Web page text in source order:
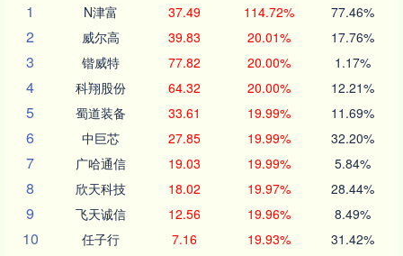
1
N津富 37.49 114.72% 77.46%
2 威尔高 39.83 20.01% 17.76%
3 锴威特 77.82 20.00% 1.17%
4 科翔股份 64.32 20.00% 12.21%
5 蜀道装备 33.61 19.99% 11.69%
6 中巨芯 27.85 19.99% 32.20%
7 广哈通信 19.03 19.99% 5.84%
8 欣天科技 18.02 19.97% 28.44%
9 飞天诚信 12.56 19.96% 8.49%
10 任子行 7.16 19.93% 31.42%